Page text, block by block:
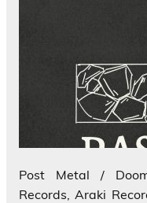
Post Metal /
Records, Araki